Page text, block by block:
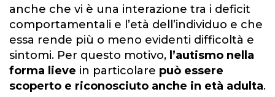
anche che vi è una interazione tra i deficit
comportamentali e l’età dell’individuo e che
essa rende più o meno evidenti difficoltà e
sintomi. Per questo motivo, l’autismo nella
forma lieve in particolare può essere
scoperto e riconosciuto anche in età adulta.